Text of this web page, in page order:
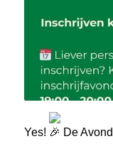
Yes! De